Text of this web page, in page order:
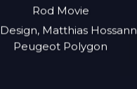
Rod Movie
Design, Matthias Hossann
Peugeot Polygon